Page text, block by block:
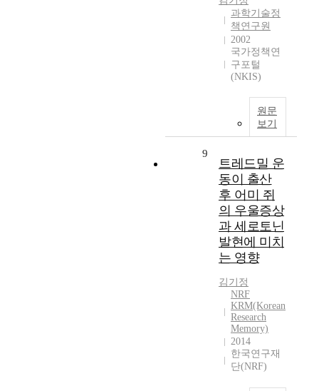
과학기술정
책연구원
2002
국가정책연
구포털
(NKIS)
원문
보기
9
트레드밀 운
동이 출산
후 어미 쥐
의 우울증상
과 세로토닌
발현에 미치
는 영향
김기정
NRF
KRM(Korean
Research
Memory)
2014
한국연구재
단(NRF)